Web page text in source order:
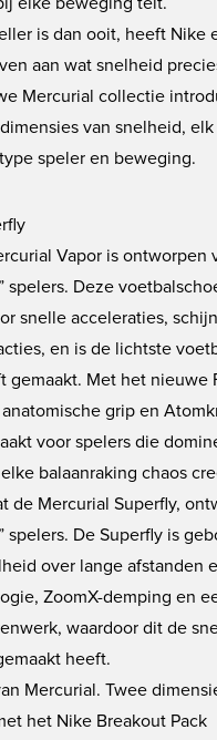
is dan ooit, heeft Nike
aan wat snelheid
Mercurial collectie
van snelheid,
speler en beweging.
Vapor is ontworpen
spelers. Deze
snelle acceleraties,
en is de lichtste
gemaakt. Met het nieuwe
anatomische grip en
voor spelers die
balaanraking chaos
de Mercurial Superfly,
spelers. De Superfly is
over lange afstanden
ZoomX-demping en
waardoor dit de
heeft.
Mercurial. Twee
het Nike Breakout Pack